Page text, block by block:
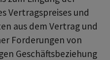
Vertragspreises und
aus dem Vertrag und
Forderungen von
Geschäftsbeziehung